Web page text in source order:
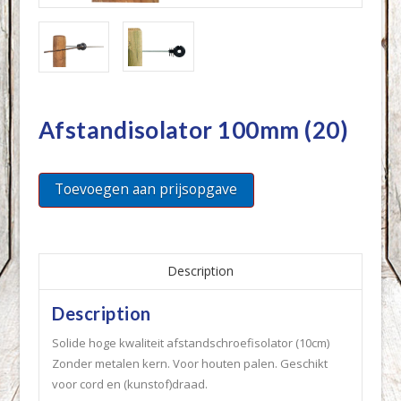
Afstandisolator 100mm (20)
Toevoegen aan prijsopgave
Description
Description
Solide hoge kwaliteit afstandschroefisolator (10cm)
Zonder metalen kern. Voor houten palen. Geschikt
voor cord en (kunstof)draad.